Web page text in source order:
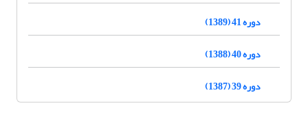
دوره 41 (1389)
دوره 40 (1388)
دوره 39 (1387)